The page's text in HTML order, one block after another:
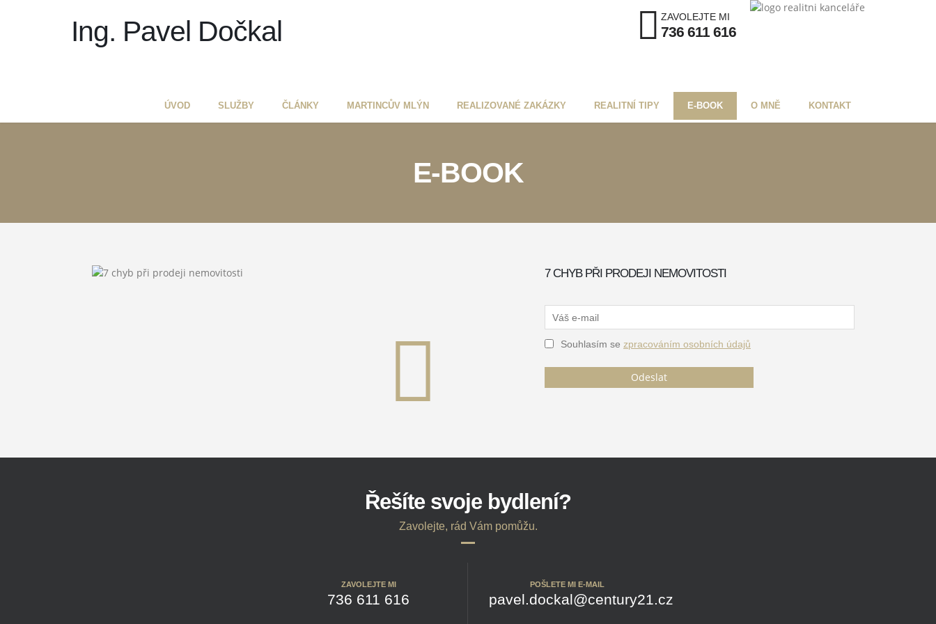
Ing. Pavel Dočkal ZAVOLEJTE MI
736 611 616
ÚVOD SLUŽBY ČLÁNKY MARTINCŮV MLÝN REALIZOVANÉ ZAKÁZKY REALITNÍ TIPY E-BOOK O MNĚ KONTAKT
E-BOOK
7 CHYB PŘI PRODEJI NEMOVITOSTI
Souhlasím se zpracováním osobních údajů
Odeslat
Řešíte svoje bydlení?
Zavolejte, rád Vám pomůžu.
ZAVOLEJTE MI
736 611 616
POŠLETE MI E-MAIL
pavel.dockal@century21.cz